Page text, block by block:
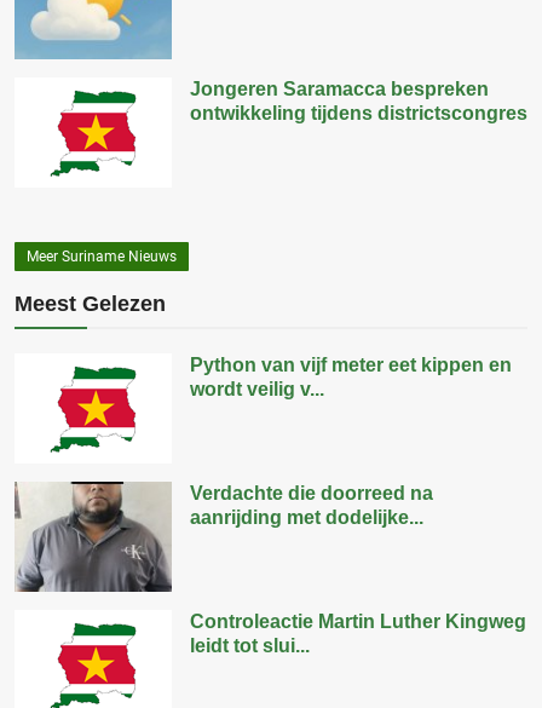
Jongeren Saramacca bespreken
ontwikkeling tijdens districtscongres
Meer Suriname Nieuws
Meest Gelezen
Python van vijf meter eet kippen en
wordt veilig v...
Verdachte die doorreed na
aanrijding met dodelijke...
Controleactie Martin Luther Kingweg
leidt tot slui...